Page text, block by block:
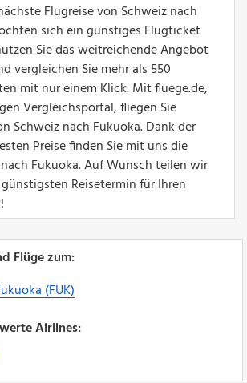
Flugreise von Schweiz nach
sich ein günstiges Flugticket
Sie das weitreichende Angebot
vergleichen Sie mehr als 550
mit nur einem Klick. Mit fluege.de,
Vergleichsportal, fliegen Sie
Schweiz nach Fukuoka. Dank der
Preise finden Sie mit uns die
Fukuoka. Auf Wunsch teilen wir
Reisetermin für Ihren
Flüge zum:
(FUK)
Airlines: